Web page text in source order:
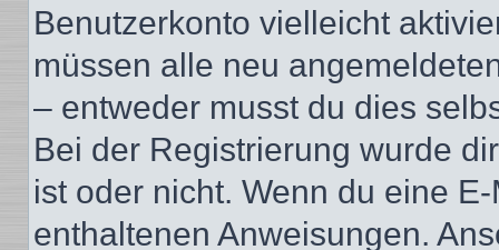
Benutzerkonto vielleicht
müssen alle neu
– entweder musst du dies
Bei der Registrierung wurde
ist oder nicht. Wenn du eine
enthaltenen Anweisungen.